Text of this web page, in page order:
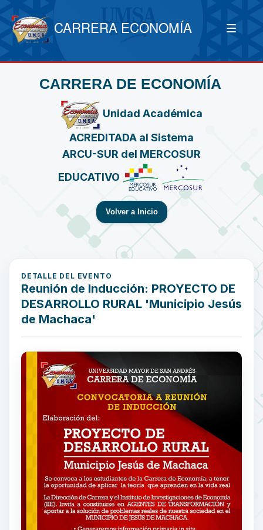
CARRERA ECONOMÍA
CARRERA DE ECONOMÍA
Unidad Académica
ACREDITADA al Sistema
ARCU-SUR del MERCOSUR
EDUCATIVO
Volver a Inicio
DETALLE DEL EVENTO
Reunión de Inducción: PROYECTO DE
DESARROLLO RURAL 'Municipio Jesús
de Machaca'